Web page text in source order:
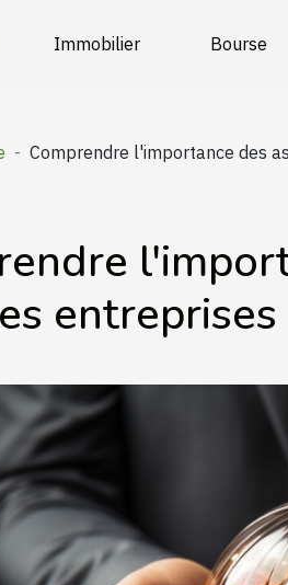
Immobilier Bourse
Comprendre l'importance des